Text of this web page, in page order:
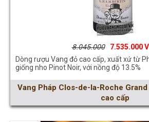
8.045.000
7.535.000
Dòng rượu Vang đỏ cao cấp, xuất xứ từ
giống nho Pinot Noir, với nồng độ 13.5%
Vang Pháp Clos-de-la-Roche
cao cấp